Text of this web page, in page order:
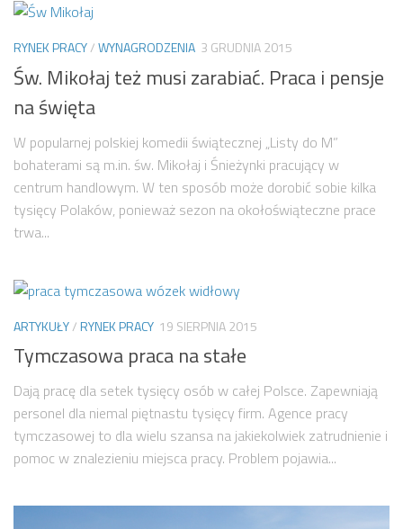
RYNEK PRACY/WYNAGRODZENIA 3 GRUDNIA 2015
Św. Mikołaj też musi zarabiać. Praca i pensje
na święta
W popularnej polskiej komedii świątecznej „Listy do M”
bohaterami są m.in. św. Mikołaj i Śnieżynki pracujący w
centrum handlowym. W ten sposób może dorobić sobie kilka
tysięcy Polaków, ponieważ sezon na okołoświąteczne prace
trwa...
ARTYKUŁY/RYNEK PRACY 19 SIERPNIA 2015
Tymczasowa praca na stałe
Dają pracę dla setek tysięcy osób w całej Polsce. Zapewniają
personel dla niemal piętnastu tysięcy firm. Agence pracy
tymczasowej to dla wielu szansa na jakiekolwiek zatrudnienie i
pomoc w znalezieniu miejsca pracy. Problem pojawia...